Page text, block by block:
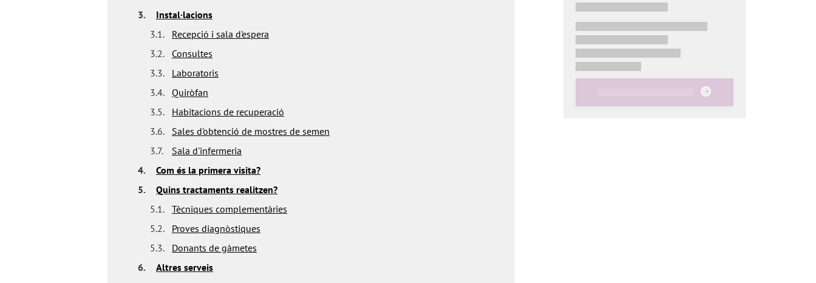
3.
Instal·lacions
3.1.
Recepció i sala d'espera
3.2.
Consultes
3.3.
Laboratoris
3.4.
Quiròfan
3.5.
Habitacions de recuperació
3.6.
Sales d'obtenció de mostres de semen
3.7.
Sala d'infermeria
4.
Com és la primera visita?
5.
Quins tractaments realitzen?
5.1. Tècniques complementàries
5.2.
Proves diagnòstiques
5.3.
Donants de gàmetes
6.
Altres serveis